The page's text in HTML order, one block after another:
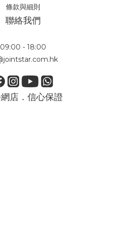
條款與細則
聯絡我們
09:00 - 18:00
店．信心保證